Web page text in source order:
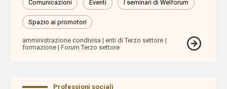
Alleanza
per
l'infanzia
Comunicazioni Eventi I seminari di Welforum
Spazio ai promotori
amministrazione condivisa
enti di Terzo settore
formazione
Forum Terzo settore
Professioni sociali